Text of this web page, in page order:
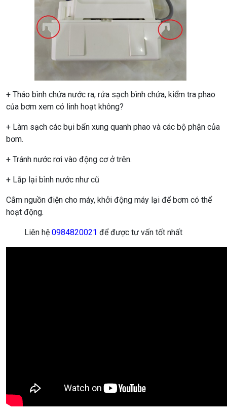
+ Tháo bình chứa nước ra, rửa sạch bình chứa, kiểm tra phao
của bơm xem có linh hoạt không?
+ Làm sạch các bụi bẩn xung quanh phao và các bộ phận của
bơm.
+ Tránh nước rơi vào động cơ ở trên.
+ Lắp lại bình nước như cũ
Cắm nguồn điện cho máy, khởi động máy lại để bơm có thể
hoạt động.
Liên hệ 0984820021 để được tư vấn tốt nhất